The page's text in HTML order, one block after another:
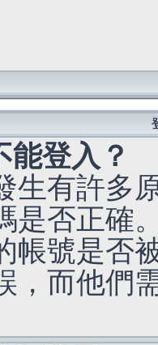
能登入？
生有許多
是否正確
帳號是否
，而他們